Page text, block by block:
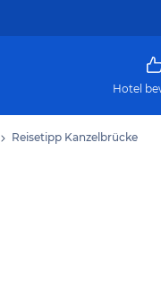
Hotel
Reisetipp Kanzelbrücke